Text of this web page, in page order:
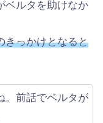
ベルタを助けなか
きっかけとなると
。前話でベルタが